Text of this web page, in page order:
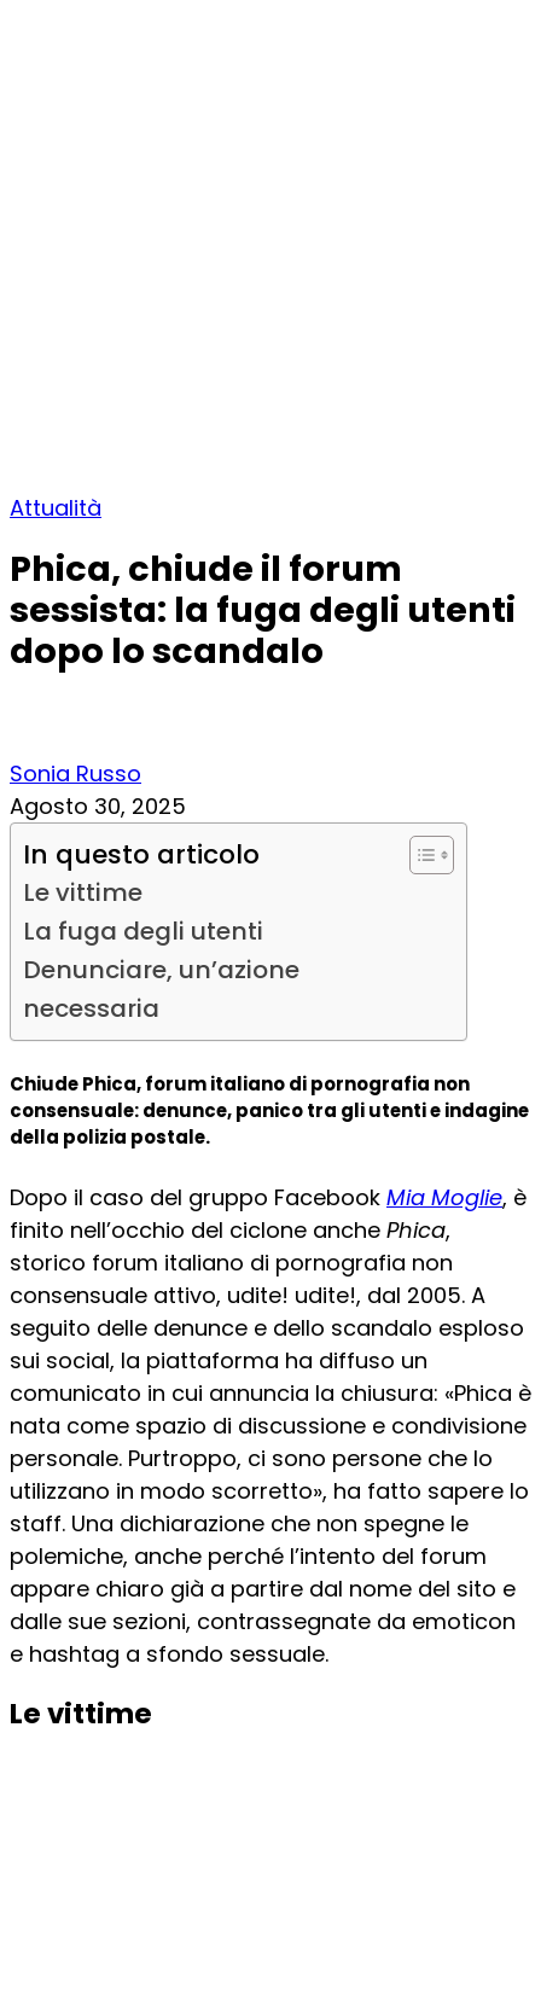
Attualità
Phica, chiude il forum
sessista: la fuga degli utenti
dopo lo scandalo
Sonia Russo
Agosto 30, 2025
In questo articolo
Le vittime
La fuga degli utenti
Denunciare, un’azione
necessaria
Chiude Phica, forum italiano di pornografia non
consensuale: denunce, panico tra gli utenti e indagine
della polizia postale.
Dopo il caso del gruppo Facebook Mia Moglie, è
finito nell’occhio del ciclone anche Phica,
storico forum italiano di pornografia non
consensuale attivo, udite! udite!, dal 2005. A
seguito delle denunce e dello scandalo esploso
sui social, la piattaforma ha diffuso un
comunicato in cui annuncia la chiusura: «Phica è
nata come spazio di discussione e condivisione
personale. Purtroppo, ci sono persone che lo
utilizzano in modo scorretto», ha fatto sapere lo
staff. Una dichiarazione che non spegne le
polemiche, anche perché l’intento del forum
appare chiaro già a partire dal nome del sito e
dalle sue sezioni, contrassegnate da emoticon
e hashtag a sfondo sessuale.
Le vittime